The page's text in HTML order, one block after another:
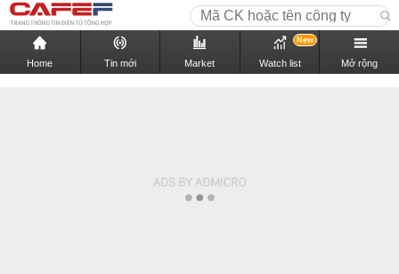
Home Tin mới Market Watch list
New
Mở rộng